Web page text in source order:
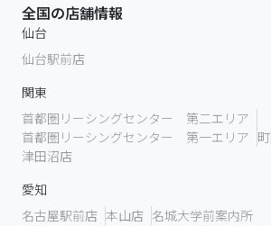
全国の店舗情報
仙台
仙台駅前店
関東
首都圏リーシングセンター 第二エリア
首都圏リーシングセンター 第一エリア
津田沼店
愛知
名古屋駅前店 本山店 名城大学前案内所